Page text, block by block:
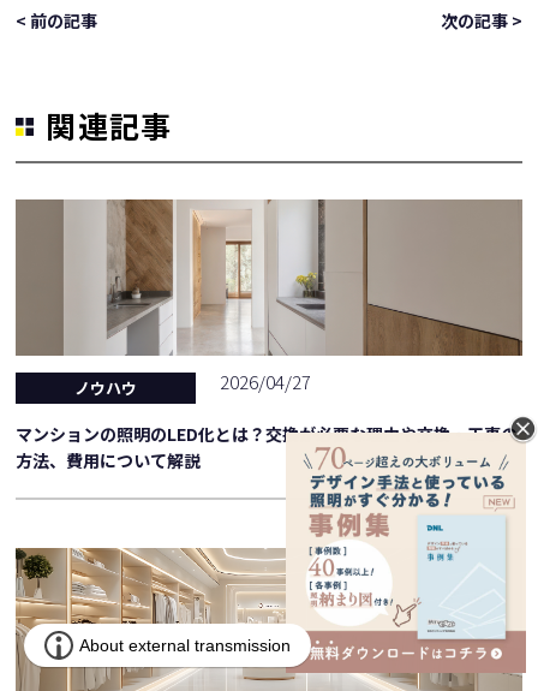
< 前の記事 次の記事 >
関連記事
ノウハウ 2026/04/27
マンションの照明のLED化とは？交換が必要な理由や交換・工事の
方法、費用について解説